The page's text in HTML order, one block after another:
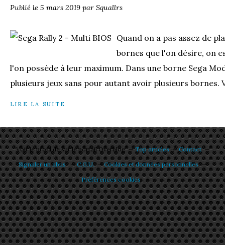
Publié le 5 mars 2019 par Squallrs
Quand on a pas assez de
bornes que l'on désire, on
l'on possède à leur maximum. Dans une borne Sega
plusieurs jeux sans pour autant avoir plusieurs bornes.
LIRE LA SUITE
Voir le profil desur le portail Overblog Top articles
Contact
Signaler un abus
C.G.U.
Cookies et données personnelles
Préférences cookies